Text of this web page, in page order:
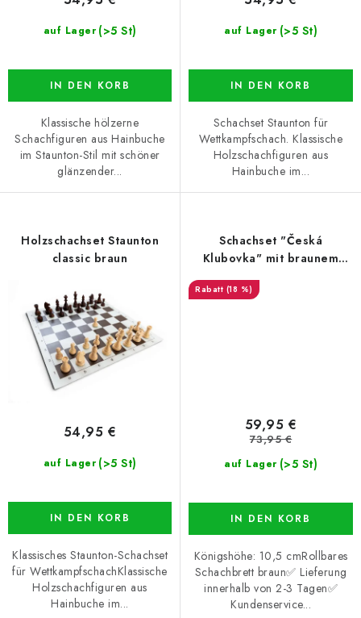
auf Lager (>5 St)
IN DEN KORB
Klassische hölzerne
Schachfiguren aus Hainbuche
im Staunton-Stil mit schöner
glänzender...
auf Lager (>5 St)
IN DEN KORB
Schachset Staunton für
Wettkampfschach. Klassische
Holzschachfiguren aus
Hainbuche im...
Holzschachset Staunton
classic braun
auf Lager (>5 St)
54,95 €
IN DEN KORB
Klassisches Staunton-Schachset
für WettkampfschachKlassische
Holzschachfiguren aus
Hainbuche im...
Schachset "Česká
Klubovka" mit braunem
Schachbrett
(18 %)
auf Lager (>5 St)
59,95 €
73,95 €
IN DEN KORB
Königshöhe: 10,5 cmRollbares
Schachbrett braun✅ Lieferung
innerhalb von 2-3 Tagen✅
Kundenservice...